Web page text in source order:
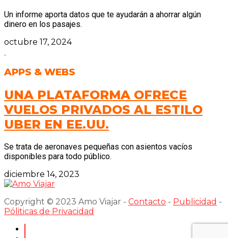
Un informe aporta datos que te ayudarán a ahorrar algún
dinero en los pasajes.
octubre 17, 2024
APPS & WEBS
UNA PLATAFORMA OFRECE
VUELOS PRIVADOS AL ESTILO
UBER EN EE.UU.
Se trata de aeronaves pequeñas con asientos vacíos
disponibles para todo público.
diciembre 14, 2023
Copyright © 2023 Amo Viajar - Contacto - Publicidad -
Póliticas de Privacidad